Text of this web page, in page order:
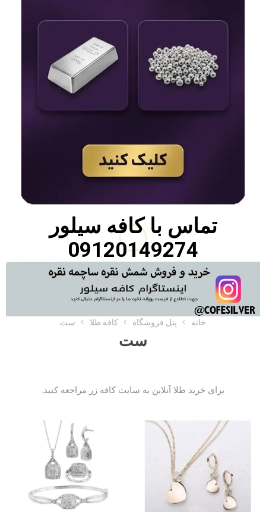
تماس باکافه سیلور
09120149274
خانه پنل فروشگاه کافه طلا ست
ست
برای خرید طلا آنلاین به سایت کافه زر مراجعه کنید.